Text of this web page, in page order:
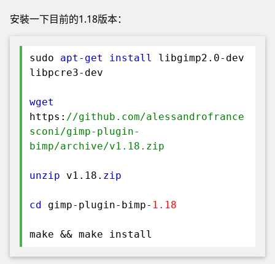
安裝一下目前的1.18版本：
sudo apt-get install
libgimp2.0-dev
libpcre3-dev
wget
https: //github.com/alessandrofrance
sconi/gimp-plugin-
bimp/archive/v1.18.zip
unzip v1.18. zip
cd gimp-plugin-bimp- 1.18
make && make install